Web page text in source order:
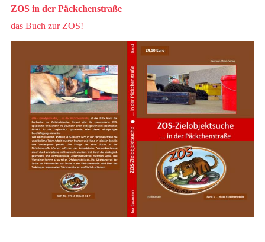
ZOS in der Päckchenstraße
das Buch zur ZOS!